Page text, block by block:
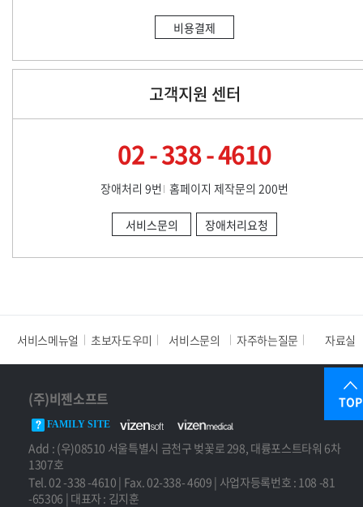
비용결제
고객지원 센터
02 - 338 - 4610
장애처리 9번 홈페이지 제작문의 200번
서비스문의 장애처리요청
서비스메뉴얼 초보자도우미 서비스문의 자주하는질문 자료실
TOP
(주)비젠소프트
FAMILY SITE
Add : (우)08510 서울특별시 금천구 벚꽃로 298, 대륭포스트타워 6차
1307호
Tel. 02 -338 -4610 | Fax. 02-338- 4609 | 사업자등록번호 : 108 -81
-65306 | 대표자 : 김지훈